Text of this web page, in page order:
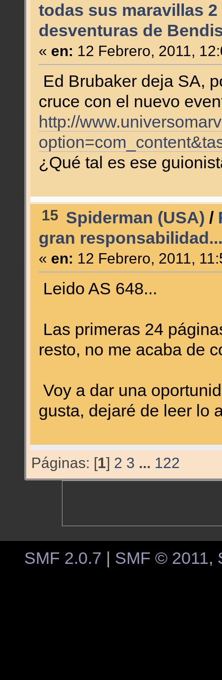
todas sus maravillas 2
desventuras de
« en: 12 Febrero, 2011,
Ed Brubaker deja SA,
cruce con el nuevo
http://
¿Qué tal es ese
15 Spiderman (USA) /
gran
« en: 12 Febrero, 2011,
Leido AS 648...
Las primeras 24
resto, no me acaba de
Voy a dar una
gusta, dejaré de leer lo
Páginas: [1] 2 3 ... 122
SMF 2.0.7 SMF © 2011,